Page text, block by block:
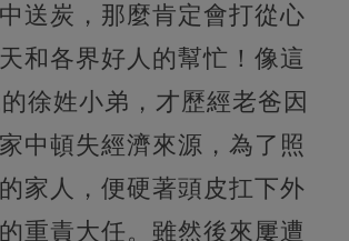
送炭，那麼肯定會打從心
和各界好人的幫忙！像這
徐姓小弟，才歷經老爸因
中頓失經濟來源，為了照
家人，便硬著頭皮扛下外
重責大任。雖然後來屢遭